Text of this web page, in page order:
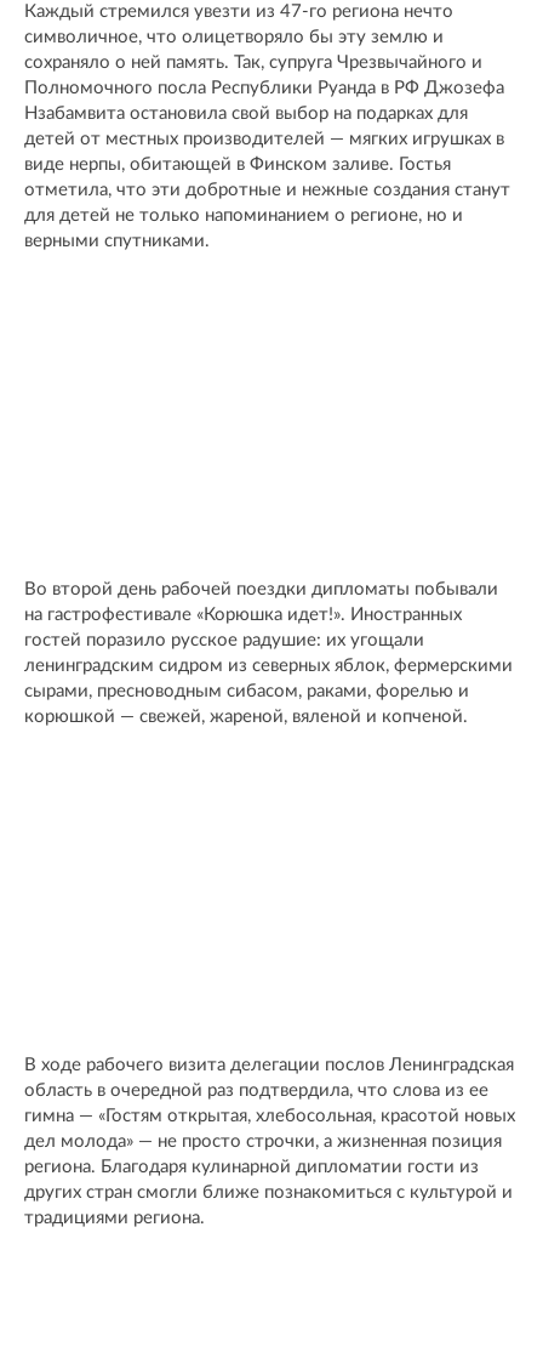
Каждый стремился увезти из 47-го региона нечто
символичное, что олицетворяло бы эту землю и
сохраняло о ней память. Так, супруга Чрезвычайного и
Полномочного посла Республики Руанда в РФ Джозефа
Нзабамвита остановила свой выбор на подарках для
детей от местных производителей — мягких игрушках в
виде нерпы, обитающей в Финском заливе. Гостья
отметила, что эти добротные и нежные создания станут
для детей не только напоминанием о регионе, но и
верными спутниками.
Во второй день рабочей поездки дипломаты побывали
на гастрофестивале «Корюшка идет!». Иностранных
гостей поразило русское радушие: их угощали
ленинградским сидром из северных яблок, фермерскими
сырами, пресноводным сибасом, раками, форелью и
корюшкой — свежей, жареной, вяленой и копченой.
В ходе рабочего визита делегации послов Ленинградская
область в очередной раз подтвердила, что слова из ее
гимна — «Гостям открытая, хлебосольная, красотой новых
дел молода» — не просто строчки, а жизненная позиция
региона. Благодаря кулинарной дипломатии гости из
других стран смогли ближе познакомиться с культурой и
традициями региона.